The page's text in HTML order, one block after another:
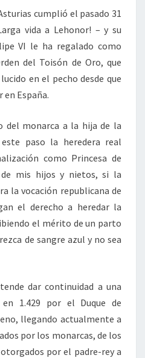
cumplió el pasado 31
vida a Lehonor! – y su
VI le ha regalado como
del Toisón de Oro, que
en el pecho desde que
España.
del monarca a la hija de la
paso la heredera real
como Princesa de
mis hijos y nietos, si la
la vocación republicana de
el derecho a heredar la
el mérito de un parto
de sangre azul y no sea
dar continuidad a una
1.429 por el Duque de
llegando actualmente a
por los monarcas, de los
por el padre-rey a